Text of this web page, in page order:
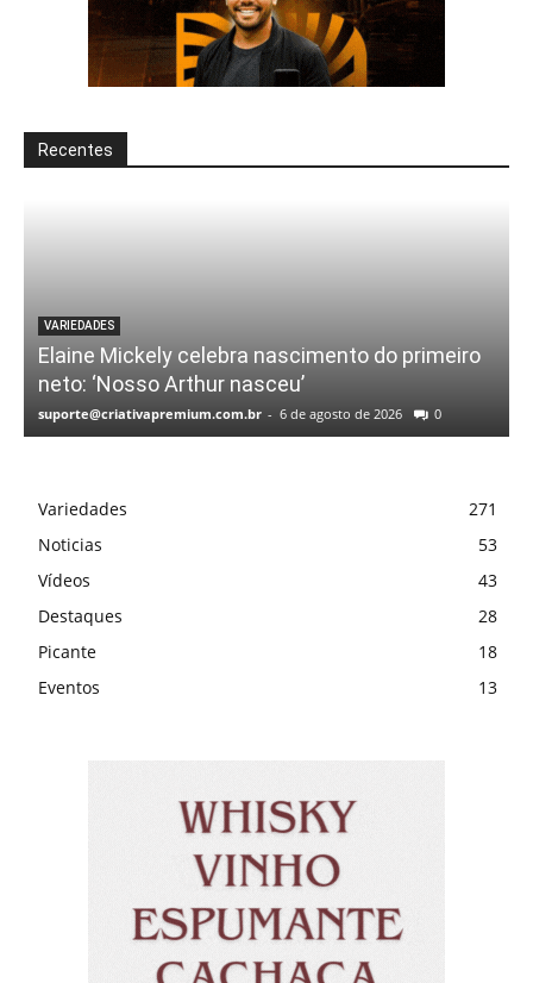
Recentes
VARIEDADES
Elaine Mickely celebra nascimento do primeiro
neto: ‘Nosso Arthur nasceu’
suporte@criativapremium.com.br - 6 de agosto de 2026 0
Variedades
271
Noticias
53
Vídeos
43
Destaques
28
Picante
18
Eventos
13